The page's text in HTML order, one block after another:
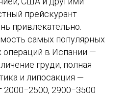
прейскурант
привлекательно.
самых популярных
операций в Испании —
груди, полная
и липосакция —
2000−2500, 2900−3500